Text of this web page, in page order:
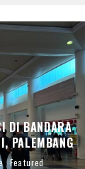
DI BANDARA
PALEMBANG
Featured